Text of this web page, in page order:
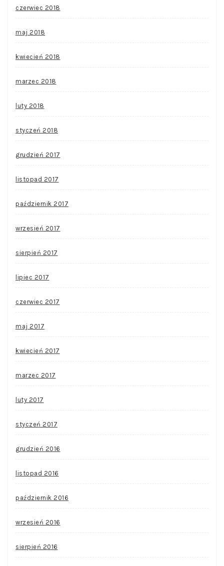
czerwiec 2018
maj 2018
kwiecień 2018
marzec 2018
luty 2018
styczeń 2018
grudzień 2017
listopad 2017
październik 2017
wrzesień 2017
sierpień 2017
lipiec 2017
czerwiec 2017
maj 2017
kwiecień 2017
marzec 2017
luty 2017
styczeń 2017
grudzień 2016
listopad 2016
październik 2016
wrzesień 2016
sierpień 2016